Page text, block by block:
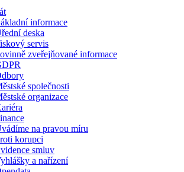
informace
deska
servis
zveřejňované informace
společnosti
organizace
na pravou míru
korupci
smluv
a nařízení